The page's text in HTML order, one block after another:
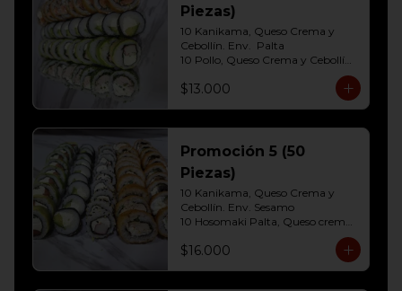
Piezas)
10 Kanikama, Queso Crema y
Cebollín. Env.  Palta
10 Pollo, Queso Crema y Cebollín
10 Hosomaki Palta, Queso crema
$13.000
Promoción 5 (50
Piezas)
10 Kanikama, Queso Crema y
Cebollín. Env. Sesamo
10 Hosomaki Palta, Queso crema
Cebollín Env.Palta
10 Pollo, Queso Crema y Cebollín
$16.000